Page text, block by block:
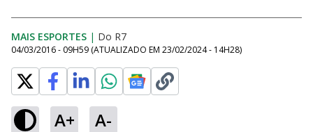
MAIS ESPORTES | Do R7
04/03/2016 - 09H59 (ATUALIZADO EM 23/02/2024 - 14H28)
A+ A-